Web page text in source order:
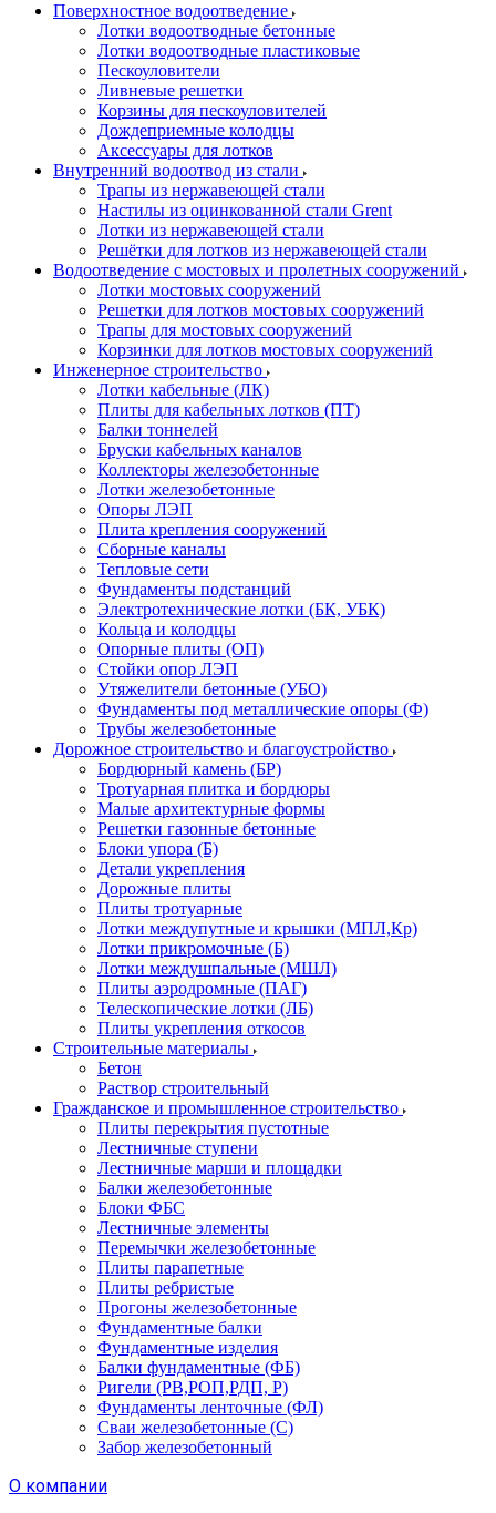
Поверхностное водоотведение
Лотки водоотводные бетонные
Лотки водоотводные пластиковые
Пескоуловители
Ливневые решетки
Корзины для пескоуловителей
Дождеприемные колодцы
Аксессуары для лотков
Внутренний водоотвод из стали
Трапы из нержавеющей стали
Настилы из оцинкованной стали Grent
Лотки из нержавеющей стали
Решётки для лотков из нержавеющей стали
Водоотведение с мостовых и пролетных сооружений
Лотки мостовых сооружений
Решетки для лотков мостовых сооружений
Трапы для мостовых сооружений
Корзинки для лотков мостовых сооружений
Инженерное строительство
Лотки кабельные (ЛК)
Плиты для кабельных лотков (ПТ)
Балки тоннелей
Бруски кабельных каналов
Коллекторы железобетонные
Лотки железобетонные
Опоры ЛЭП
Плита крепления сооружений
Сборные каналы
Тепловые сети
Фундаменты подстанций
Электротехнические лотки (БК, УБК)
Кольца и колодцы
Опорные плиты (ОП)
Стойки опор ЛЭП
Утяжелители бетонные (УБО)
Фундаменты под металлические опоры (Ф)
Трубы железобетонные
Дорожное строительство и благоустройство
Бордюрный камень (БР)
Тротуарная плитка и бордюры
Малые архитектурные формы
Решетки газонные бетонные
Блоки упора (Б)
Детали укрепления
Дорожные плиты
Плиты тротуарные
Лотки междупутные и крышки (МПЛ,Кр)
Лотки прикромочные (Б)
Лотки междушпальные (МШЛ)
Плиты аэродромные (ПАГ)
Телескопические лотки (ЛБ)
Плиты укрепления откосов
Строительные материалы
Бетон
Раствор строительный
Гражданское и промышленное строительство
Плиты перекрытия пустотные
Лестничные ступени
Лестничные марши и площадки
Балки железобетонные
Блоки ФБС
Лестничные элементы
Перемычки железобетонные
Плиты парапетные
Плиты ребристые
Прогоны железобетонные
Фундаментные балки
Фундаментные изделия
Балки фундаментные (ФБ)
Ригели (РВ,РОП,РДП, Р)
Фундаменты ленточные (ФЛ)
Сваи железобетонные (С)
Забор железобетонный
О компании